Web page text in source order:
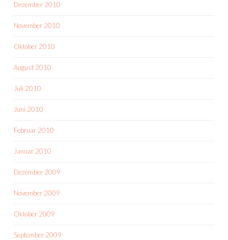
Dezember 2010
November 2010
Oktober 2010
August 2010
Juli 2010
Juni 2010
Februar 2010
Januar 2010
Dezember 2009
November 2009
Oktober 2009
September 2009